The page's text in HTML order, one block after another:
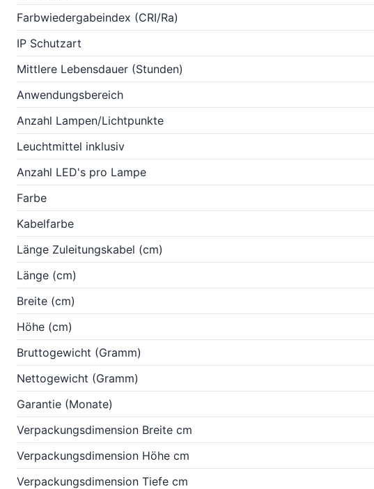
Farbwiedergabeindex (CRI/Ra)
IP Schutzart
Mittlere Lebensdauer (Stunden)
Anwendungsbereich
Anzahl Lampen/Lichtpunkte
Leuchtmittel inklusiv
Anzahl LED's pro Lampe
Farbe
Kabelfarbe
Länge Zuleitungskabel (cm)
Länge (cm)
Breite (cm)
Höhe (cm)
Bruttogewicht (Gramm)
Nettogewicht (Gramm)
Garantie (Monate)
Verpackungsdimension Breite cm
Verpackungsdimension Höhe cm
Verpackungsdimension Tiefe cm